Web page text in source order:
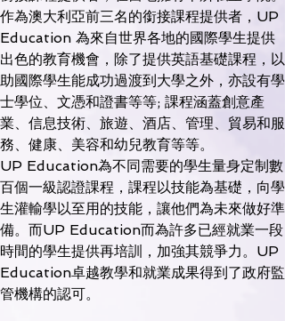
作為澳大利亞前三名的銜接課程提供者，UP
Education 為來自世界各地的國際學生提供
出色的教育機會，除了提供英語基礎課程，以
助國際學生能成功過渡到大學之外，亦設有學
士學位、文憑和證書等等; 課程涵蓋創意產
業、信息技術、旅遊、酒店、管理、貿易和服
務、健康、美容和幼兒教育等等。
UP Education為不同需要的學生量身定制數
百個一級認證課程，課程以技能為基礎，向學
生灌輸學以至用的技能，讓他們為未來做好準
備。而UP Education而為許多已經就業一段
時間的學生提供再培訓，加強其競爭力。UP
Education卓越教學和就業成果得到了政府監
管機構的認可。